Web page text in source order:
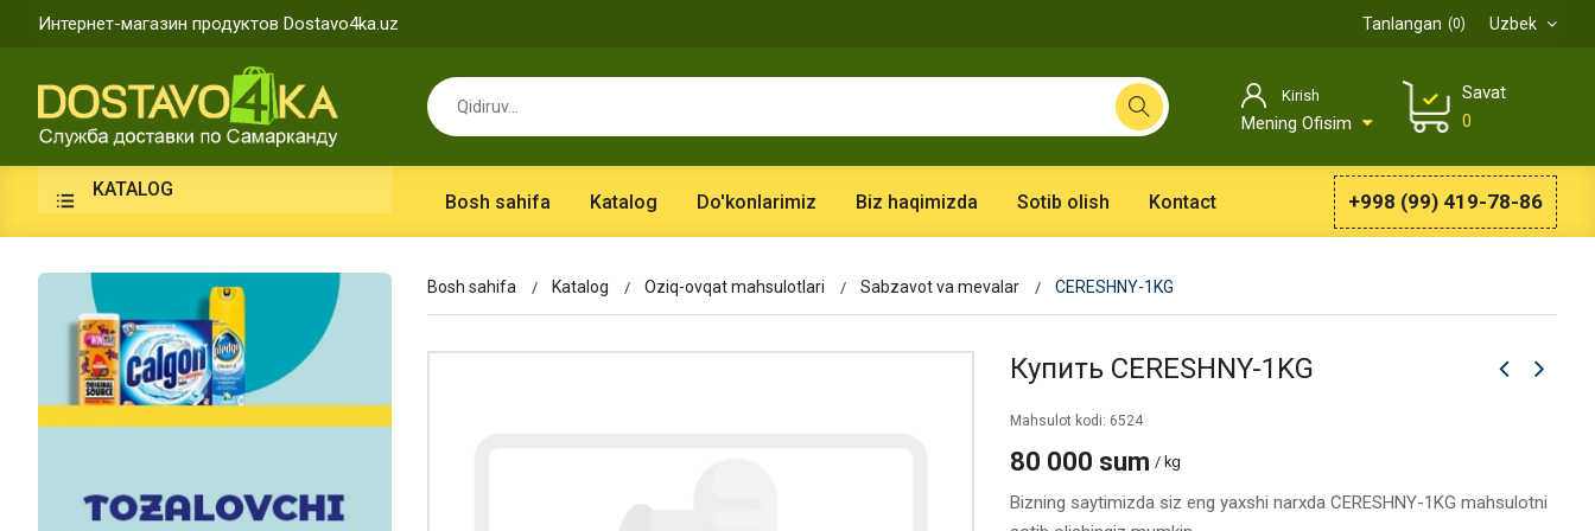
Интернет-магазин продуктов Dostavo4ka.uz Uzbek
Tanlangan 0
Kirish
Mening Ofisim
Savat
0
KATALOG
Bosh sahifa Katalog Do'konlarimiz Biz haqimizda Sotib olish Kontact +998 (99) 419-78-86
Bosh sahifa Katalog Oziq-ovqat mahsulotlari Sabzavot va mevalar CERESHNY-1KG
Купить CERESHNY-1KG
Mahsulot kodi: 6524
80 000 sum / kg
Bizning saytimizda siz eng yaxshi narxda CERESHNY-1KG mahsulotni